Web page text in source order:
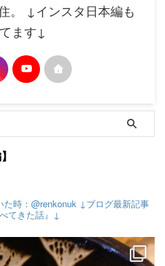
。 ↓インスタ日本編も
ます↓
た時：@renkonuk ↓ブログ最新記事
てきた話』↓